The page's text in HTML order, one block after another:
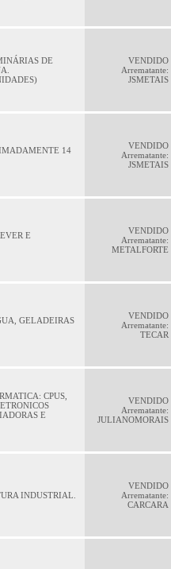
DE
VENDIDO
Arrematante:
JSMETAIS
14
VENDIDO
Arrematante:
JSMETAIS
E
VENDIDO
Arrematante:
METALFORTE
GELADEIRAS
VENDIDO
Arrematante:
TECAR
CPUS,
E
VENDIDO
Arrematante:
JULIANOMORAIS
INDUSTRIAL.
VENDIDO
Arrematante:
CARCARA